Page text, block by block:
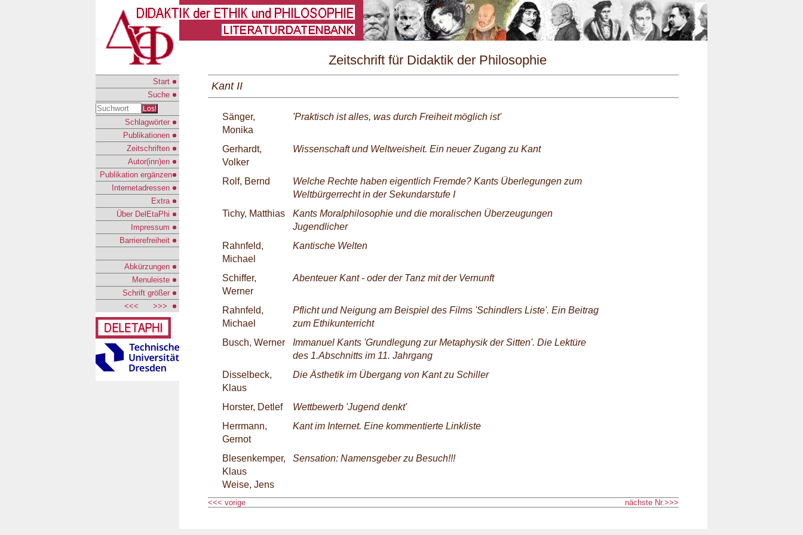
\n
Start
Suche
Los!
Schlagwörter
Publikationen
Zeitschriften
Autor(inn)en
Publikation ergänzen
Internetadressen
Extra
Über DelEtaPhi
Impressum
Barrierefreiheit
Abkürzungen
Menuleiste
Schrift größer
<<<
>>>
Zeitschrift für Didaktik der Philosophie
und Ethik Nr. 3/2002
Kant II
Sänger,
Monika
'Praktisch ist alles, was durch Freiheit möglich ist'
Gerhardt,
Volker
Wissenschaft und Weltweisheit. Ein neuer Zugang zu Kant
Rolf, Bernd
Welche Rechte haben eigentlich Fremde? Kants Überlegungen zum
Weltbürgerrecht in der Sekundarstufe I
Tichy, Matthias
Kants Moralphilosophie und die moralischen Überzeugungen
Jugendlicher
Rahnfeld,
Michael
Kantische Welten
Schiffer,
Werner
Abenteuer Kant - oder der Tanz mit der Vernunft
Rahnfeld,
Michael
Pflicht und Neigung am Beispiel des Films 'Schindlers Liste'. Ein Beitrag
zum Ethikunterricht
Busch, Werner
Immanuel Kants 'Grundlegung zur Metaphysik der Sitten'. Die Lektüre
des 1.Abschnitts im 11. Jahrgang
Disselbeck,
Klaus
Die Ästhetik im Übergang von Kant zu Schiller
Horster, Detlef
Wettbewerb 'Jugend denkt'
Herrmann,
Gernot
Kant im Internet. Eine kommentierte Linkliste
Blesenkemper,
Klaus
Weise, Jens
Sensation: Namensgeber zu Besuch!!!
<<< vorige nächste Nr.>>>